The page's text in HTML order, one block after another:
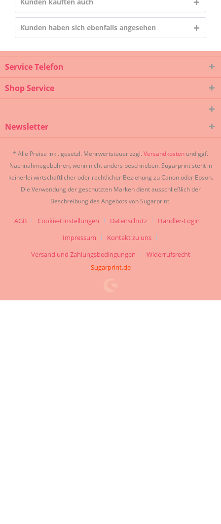
Kunden haben sich ebenfalls angesehen
Service Telefon
Shop Service
Newsletter
* Alle Preise inkl. gesetzl. Mehrwertsteuer zzgl. Versandkosten und ggf.
Nachnahmegebühren, wenn nicht anders beschrieben. Sugarprint steht in
keinerlei wirtschaftlicher oder rechtlicher Beziehung zu Canon oder Epson.
Die Verwendung der geschützten Marken dient ausschließlich der
Beschreibung des Angebots von Sugarprint.
AGB Cookie-Einstellungen Datenschutz
Händler-Login
Impressum
Kontakt zu uns
Versand und Zahlungsbedingungen
Widerrufsrecht
Sugarprint.de